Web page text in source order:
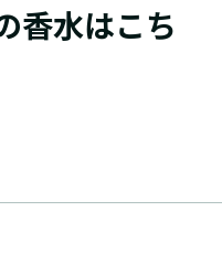
香水はこち